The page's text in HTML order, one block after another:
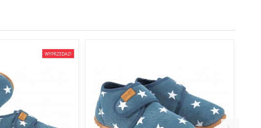
WYPRZEDAŻ!